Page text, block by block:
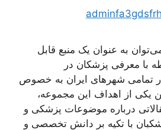
به عنوان یک منبع قابل
با معرفی پزشکان در
شهرهای ایران به خصوص
یکی از اهداف این مجموعه،
درباره موضوعات پزشکی و
با تکیه بر دانش تخصصی و